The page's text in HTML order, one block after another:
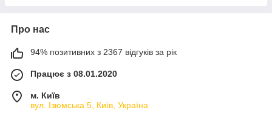
Про нас
94% позитивних з 2367 відгуків за рік
Працює з 08.01.2020
м. Київ
вул. Ізюмська 5, Київ, Україна